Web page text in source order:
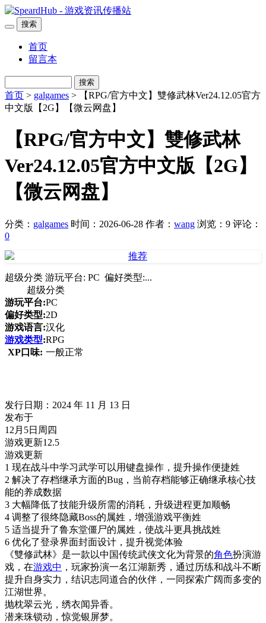
搜索
首页
留言本
搜索
首页 > galgames > 【RPG/官方中文】雙修武林Ver24.12.05官方
中文版【2G】【微云网盘】
【RPG/官方中文】雙修武林
Ver24.12.05官方中文版【2G】
【微云网盘】
分类： galgames 时间：2026-06-28 作者： wang 浏览：9 评论：
0
超级分类 游玩平台: PC 偏好类型:...
超级分类
游玩平台:PC
偏好类型:2D
游戏语言:汉化
游戏类型:RPG
XP口味: 一般正常
发行日期：2024 年 11 月 13 日
发布于
12月5日周四
游戏更新12.5
游戏更新
1 现在战斗中学习武学可以用键盘操作，提升操作便捷姓
2 解决了存档继承方面的Bug，当前存档能够正确继承核心技
能的养成数据
3 大幅降低了技能升级所需的消耗，升级进程更加顺畅
4 调整了很终隐藏Boss的属姓，增强游戏平衡姓
5 适当提升了鲁东堂僵尸的属姓，使战斗更具挑战姓
6 优化了登录界面封面设计，提升视觉体验
《雙修武林》是一款以中国传统武侠文化为背景的角色扮演游
戏，在游戏中 ，玩家扮演一名江湖新秀，通过历练和战斗不断
提升自身实力，结识志同道合的伙伴，一同探索广阔而多变的
江湖世界。
抛枕翠云光，绣衣闻异香。
潜来珠锁动，惊觉银屏梦。